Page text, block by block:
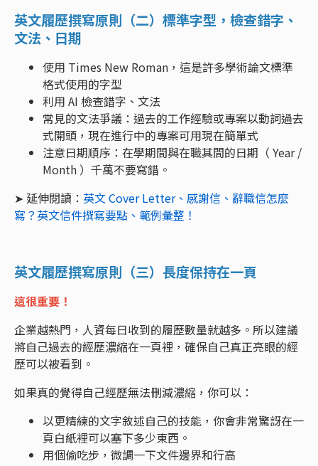
英文履歷撰寫原則（二）標準字型，檢查錯字、
文法、日期
使用 Times New Roman，這是許多學術論文標準
格式使用的字型
利用 AI 檢查錯字、文法
常見的文法爭議：過去的工作經驗或專案以動詞過去
式開頭，現在進行中的專案可用現在簡單式
注意日期順序：在學期間與在職其間的日期（ Year /
Month ）千萬不要寫錯。
➤ 延伸閱讀： 英文 Cover Letter、感謝信、辭職信怎麼
寫？英文信件撰寫要點、範例彙整！
英文履歷撰寫原則（三）長度保持在一頁
這很重要！
企業越熱門，人資每日收到的履歷數量就越多。所以建議
將自己過去的經歷濃縮在一頁裡，確保自己真正亮眼的經
歷可以被看到。
如果真的覺得自己經歷無法刪減濃縮，你可以：
以更精練的文字敘述自己的技能，你會非常驚訝在一
頁白紙裡可以塞下多少東西。
用個偷吃步，微調一下文件邊界和行高